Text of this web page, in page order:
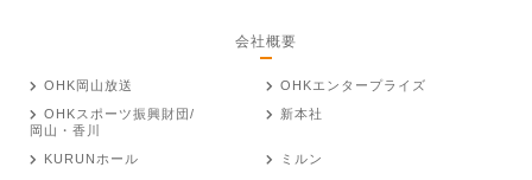
会社概要
OHK岡山放送
OHKエンタープライズ
OHKスポーツ振興財団/
岡山・香川
新本社
KURUNホール
ミルン